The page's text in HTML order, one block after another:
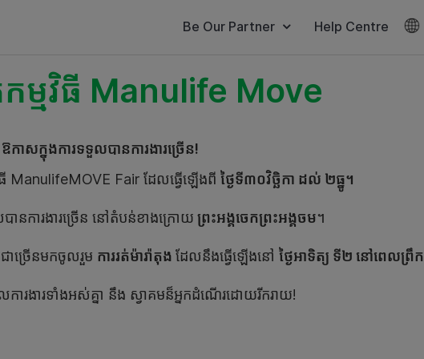
Be Our Partner Help Centre
ម្មវិធី Manulife Move
ឱកាសក្នុងការទទួលបានការងារច្រើន!
ធី ManulifeMOVE Fair ដែលធ្វើឡើងពី ថ្ងៃទី​៣០វិច្ឆិកា ដល់ ២ធ្នូ។
នការងារច្រើន នៅតំបន់ខាងក្រោយ ព្រះអង្គចេកព្រះអង្គចម។
ជាច្រើនមកចូលរួម ការរត់ម៉ារ៉ាតុង ដែលនឹងធ្វើឡើងនៅ ថ្ងៃអាទិត្យ ទី២ នៅពេលព្រឹក
ារងារទាំងអស់គ្នា​ នឹង ស្វាគមន៏អ្នកដំណើរដោយរីករាយ!